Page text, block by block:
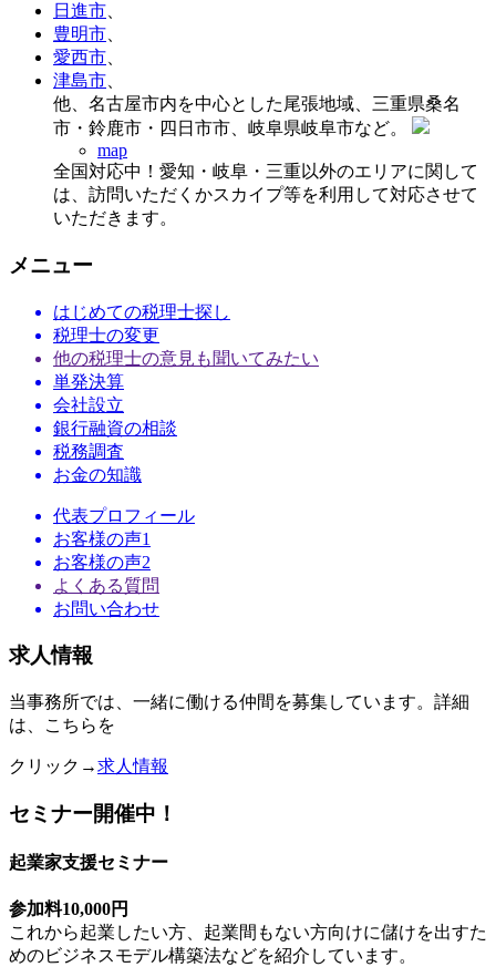
日進市
豊明市
愛西市
津島市
他、名古屋市内を中心とした尾張地域、三重県桑名
市・鈴鹿市・四日市市、岐阜県岐阜市など。
map
全国対応中！愛知・岐阜・三重以外のエリアに関して
は、訪問いただくかスカイプ等を利用して対応させて
いただきます。
メニュー
はじめての税理士探し
税理士の変更
他の税理士の意見も聞いてみたい
単発決算
会社設立
銀行融資の相談
税務調査
お金の知識
代表プロフィール
お客様の声1
お客様の声2
よくある質問
お問い合わせ
求人情報
当事務所では、一緒に働ける仲間を募集しています。詳細
は、こちらを
クリック→求人情報
セミナー開催中！
起業家支援セミナー
参加料10,000円
これから起業したい方、起業間もない方向けに儲けを出すた
めのビジネスモデル構築法などを紹介しています。